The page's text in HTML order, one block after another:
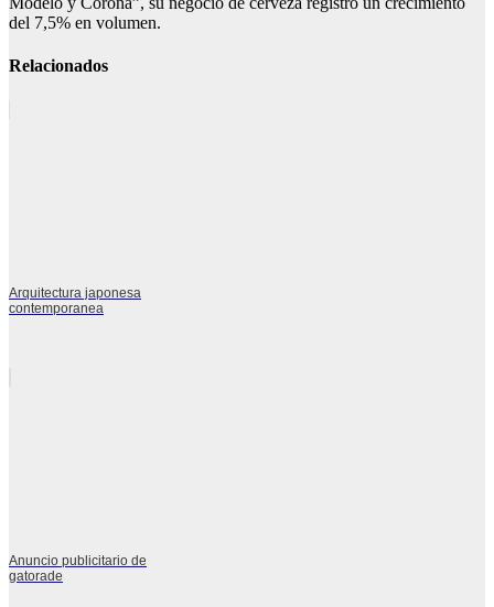
del 7,5% en volumen.
Relacionados
Arquitectura japonesa
contemporanea
Anuncio publicitario de
gatorade